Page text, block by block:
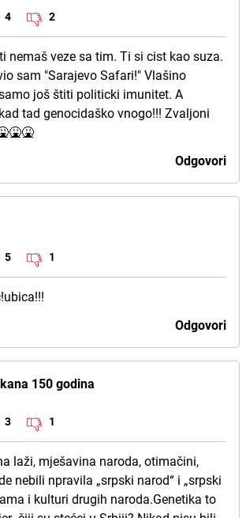
4 2
nemaš veze sa tim. Ti si cist kao suza.
sam "Sarajevo Safari!" Vlašino
još štiti politicki imunitet. A
tad genocidaško vnogo!!! Zvaljoni
Odgovori
5 1
Odgovori
150 godina
3 1
laži, mješavina naroda, otimačini,
nebili npravila „srpski narod“ i „srpski
i kulturi drugih naroda.Genetika to